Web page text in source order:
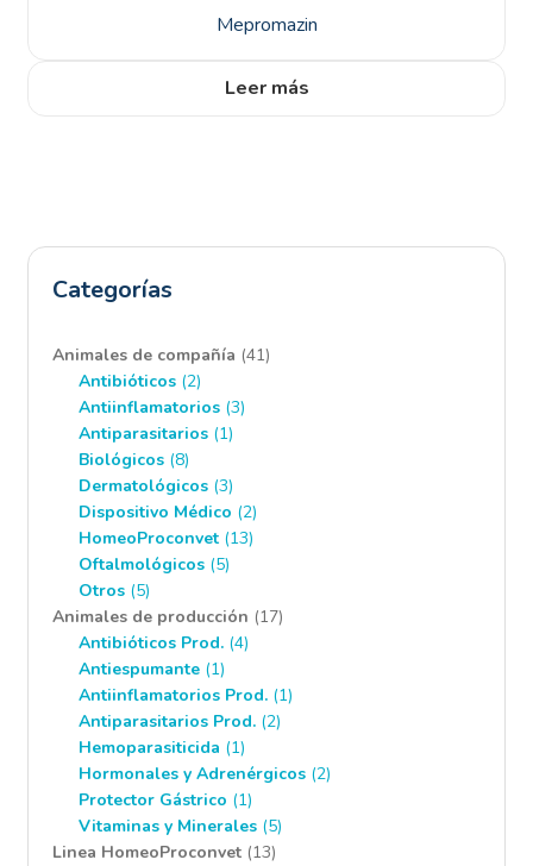
Mepromazin
Leer más
Categorías
Animales de compañía 4141
Antibióticos 22
productos
Antiinflamatorios 33
Antiparasitarios 11
Biológicos 88
productos
Dermatológicos 33
productos
Dispositivo Médico 22
productos
HomeoProconvet 1313
Oftalmológicos 55
Otros 55
productos
Animales de producción 1717
Antibióticos Prod. 44
Antiespumante 11
producto
Antiinflamatorios Prod. 11
Antiparasitarios Prod. 22
Hemoparasiticida 11
producto
Hormonales y Adrenérgicos 22
Protector Gástrico 11
producto
Vitaminas y Minerales 55
Linea HomeoProconvet 1313